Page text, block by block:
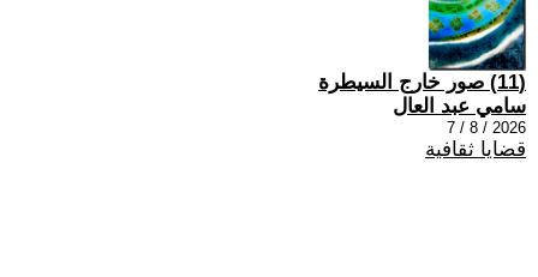
(11) صور خارج السيطرة
سامي عبد العال
2026 / 8 / 7
قضايا ثقافية